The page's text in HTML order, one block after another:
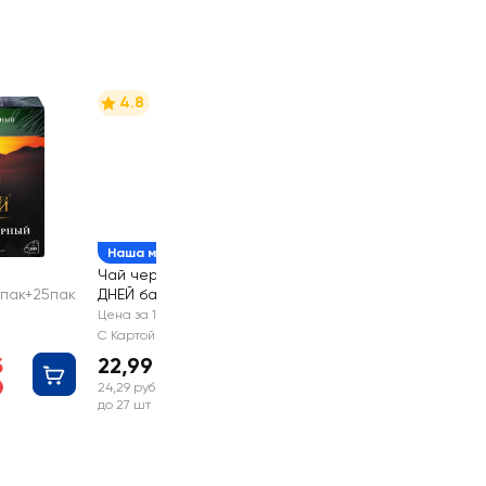
Наша марка
4.8
Чай черный 365
ДНЕЙ байховый
Цена за 1 шт
С Картой №1
22,99 руб
24,29 руб
до 27 шт